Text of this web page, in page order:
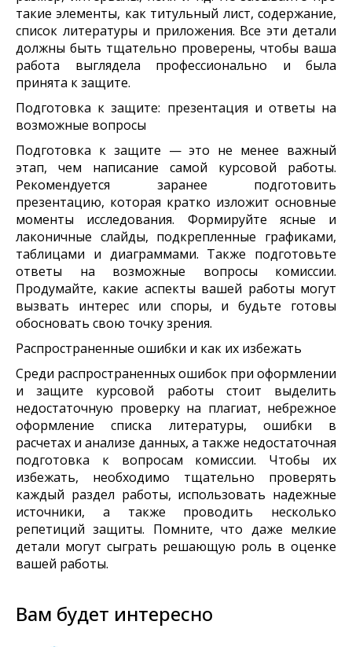
такие элементы, как титульный лист, содержание,
список литературы и приложения. Все эти детали
должны быть тщательно проверены, чтобы ваша
работа выглядела профессионально и была
принята к защите.
Подготовка к защите: презентация и ответы на
возможные вопросы
Подготовка к защите — это не менее важный
этап, чем написание самой курсовой работы.
Рекомендуется заранее подготовить
презентацию, которая кратко изложит основные
моменты исследования. Формируйте ясные и
лаконичные слайды, подкрепленные графиками,
таблицами и диаграммами. Также подготовьте
ответы на возможные вопросы комиссии.
Продумайте, какие аспекты вашей работы могут
вызвать интерес или споры, и будьте готовы
обосновать свою точку зрения.
Распространенные ошибки и как их избежать
Среди распространенных ошибок при оформлении
и защите курсовой работы стоит выделить
недостаточную проверку на плагиат, небрежное
оформление списка литературы, ошибки в
расчетах и анализе данных, а также недостаточная
подготовка к вопросам комиссии. Чтобы их
избежать, необходимо тщательно проверять
каждый раздел работы, использовать надежные
источники, а также проводить несколько
репетиций защиты. Помните, что даже мелкие
детали могут сыграть решающую роль в оценке
вашей работы.
Вам будет интересно